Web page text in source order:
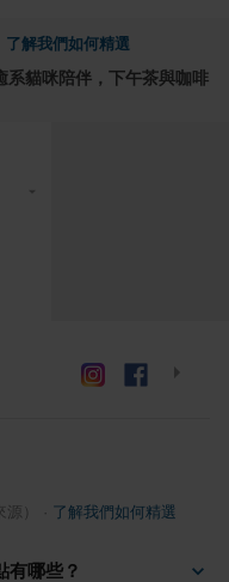
了解我們如何精選
系貓咪陪伴，下午茶與咖啡
） 了解我們如何精選
有哪些？